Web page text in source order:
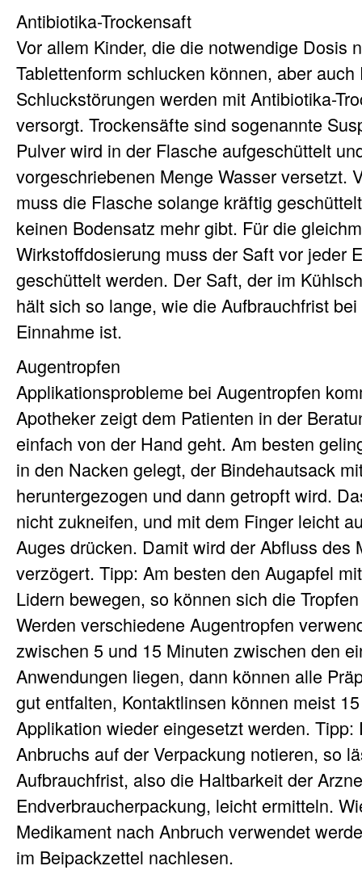
Antibiotika-Trockensaft
Vor allem Kinder, die die notwendige Dosis
Tablettenform schlucken können, aber auch
Schluckstörungen werden mit Antibiotika-
versorgt. Trockensäfte sind sogenannte
Pulver wird in der Flasche aufgeschüttelt
vorgeschriebenen Menge Wasser versetzt.
muss die Flasche solange kräftig
keinen Bodensatz mehr gibt. Für die
Wirkstoffdosierung muss der Saft vor jeder
geschüttelt werden. Der Saft, der im
hält sich so lange, wie die Aufbrauchfrist
Einnahme ist.
Augentropfen
Applikationsprobleme bei Augentropfen
Apotheker zeigt dem Patienten in der
einfach von der Hand geht. Am besten
in den Nacken gelegt, der Bindehautsack
heruntergezogen und dann getropft wird.
nicht zukneifen, und mit dem Finger leicht
Auges drücken. Damit wird der Abfluss des
verzögert. Tipp: Am besten den Augapfel
Lidern bewegen, so können sich die
Werden verschiedene Augentropfen
zwischen 5 und 15 Minuten zwischen den
Anwendungen liegen, dann können alle
gut entfalten, Kontaktlinsen können meist
Applikation wieder eingesetzt werden. Tipp:
Anbruchs auf der Verpackung notieren, so
Aufbrauchfrist, also die Haltbarkeit der
Endverbraucherpackung, leicht ermitteln.
Medikament nach Anbruch verwendet
im Beipackzettel nachlesen.